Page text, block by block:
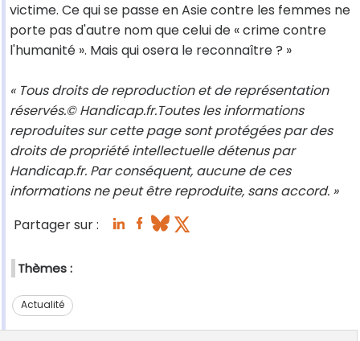
victime. Ce qui se passe en Asie contre les femmes ne
porte pas d'autre nom que celui de « crime contre
l'humanité ». Mais qui osera le reconnaître ? »
« Tous droits de reproduction et de représentation
réservés.© Handicap.fr.Toutes les informations
reproduites sur cette page sont protégées par des
droits de propriété intellectuelle détenus par
Handicap.fr. Par conséquent, aucune de ces
informations ne peut être reproduite, sans accord. »
Partager sur :
Thèmes :
Actualité